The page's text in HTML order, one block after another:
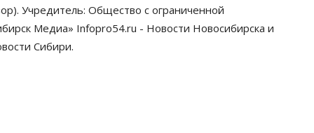
Учредитель: Общество с ограниченной
Медиа» Infopro54.ru - Новости Новосибирска и
Сибири.